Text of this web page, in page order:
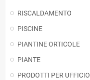
RISCALDAMENTO
PISCINE
PIANTINE ORTICOLE
PIANTE
PRODOTTI PER UFFICIO